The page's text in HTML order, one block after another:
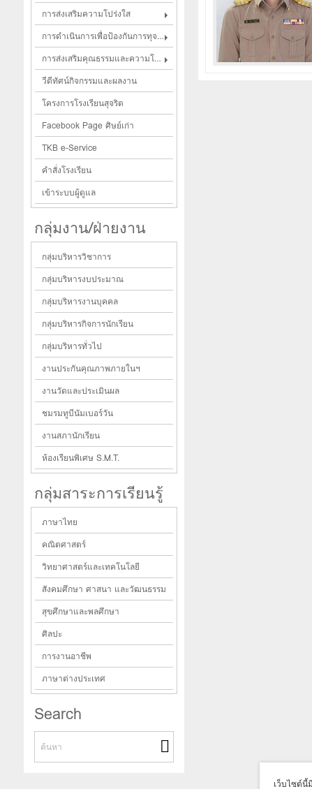
การส่งเสริมความโปร่งใส
การดำเนินการเพื่อป้องกันการทุจริตในประเด็นสินบน
การส่งเสริมคุณธรรมและความโปร่งใส
วีดีทัศน์กิจกรรมและผลงาน
โครงการโรงเรียนสุจริต
Facebook Page ศิษย์เก่า
TKB e-Service
คำสั่งโรงเรียน
เข้าระบบผู้ดูแล
กลุ่มงาน/ฝ่ายงาน
กลุ่มบริหารวิชาการ
กลุ่มบริหารงบประมาณ
กลุ่มบริหารงานบุคคล
กลุ่มบริหารกิจการนักเรียน
กลุ่มบริหารทั่วไป
งานประกันคุณภาพภายในฯ
งานวัดและประเมินผล
ชมรมทูบีนัมเบอร์วัน
งานสภานักเรียน
ห้องเรียนพิเศษ S.M.T.
กลุ่มสาระการเรียนรู้
ภาษาไทย
คณิตศาสตร์
วิทยาศาสตร์และเทคโนโลยี
สังคมศึกษา ศาสนา และวัฒนธรรม
สุขศึกษาและพลศึกษา
ศิลปะ
การงานอาชีพ
ภาษาต่างประเทศ
Search
เว็บไซต์นี้